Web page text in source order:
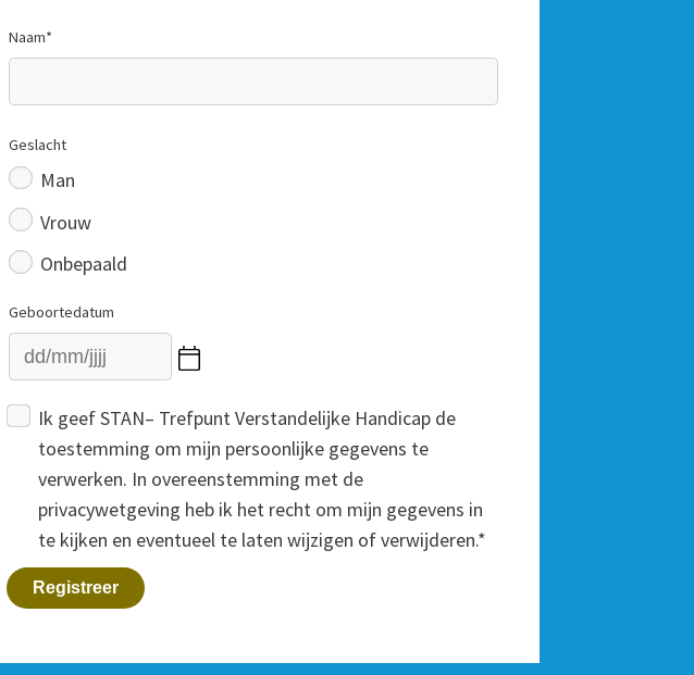
Naam*
Geslacht
Man
Vrouw
Onbepaald
Geboortedatum
Ik geef STAN– Trefpunt Verstandelijke Handicap de
toestemming om mijn persoonlijke gegevens te
verwerken. In overeenstemming met de
privacywetgeving heb ik het recht om mijn gegevens in
te kijken en eventueel te laten wijzigen of verwijderen.*
Registreer